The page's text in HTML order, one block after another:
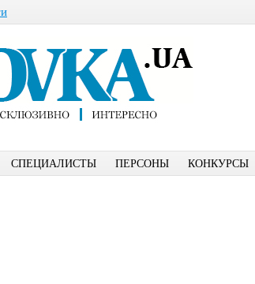
СПЕЦИАЛИСТЫ ПЕРСОНЫ КОНКУРСЫ